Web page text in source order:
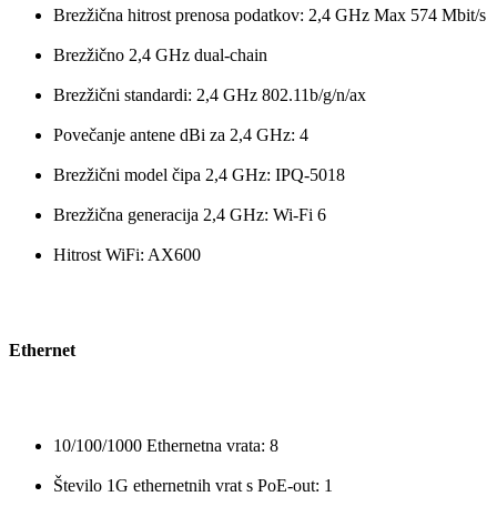
Brezžična hitrost prenosa podatkov: 2,4 GHz Max 574 Mbit/s
Brezžično 2,4 GHz dual-chain
Brezžični standardi: 2,4 GHz 802.11b/g/n/ax
Povečanje antene dBi za 2,4 GHz: 4
Brezžični model čipa 2,4 GHz: IPQ-5018
Brezžična generacija 2,4 GHz: Wi-Fi 6
Hitrost WiFi: AX600
Ethernet
10/100/1000 Ethernetna vrata: 8
Število 1G ethernetnih vrat s PoE-out: 1